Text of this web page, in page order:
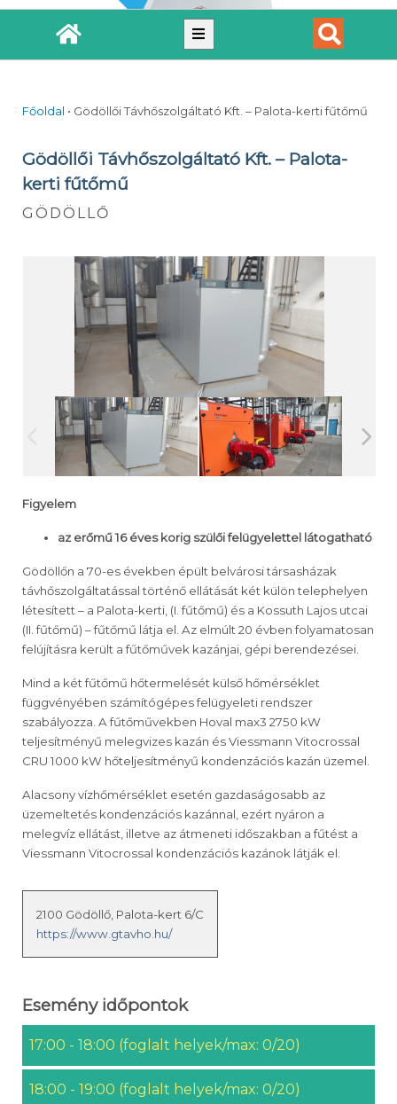
Főoldal • Gödöllői Távhőszolgáltató Kft. – Palota-kerti fűtőmű
Gödöllői Távhőszolgáltató Kft. – Palota-
kerti fűtőmű
GÖDÖLLŐ
Figyelem
az erőmű 16 éves korig szülői felügyelettel látogatható
Gödöllőn a 70-es években épült belvárosi társasházak
távhőszolgáltatással történő ellátását két külön telephelyen
létesített – a Palota-kerti, (I. fűtőmű) és a Kossuth Lajos utcai
(II. fűtőmű) – fűtőmű látja el. Az elmúlt 20 évben folyamatosan
felújításra került a fűtőművek kazánjai, gépi berendezései.
Mind a két fűtőmű hőtermelését külső hőmérséklet
függvényében számítógépes felügyeleti rendszer
szabályozza. A fűtőművekben Hoval max3 2750 kW
teljesítményű melegvizes kazán és Viessmann Vitocrossal
CRU 1000 kW hőteljesítményű kondenzációs kazán üzemel.
Alacsony vízhőmérséklet esetén gazdaságosabb az
üzemeltetés kondenzációs kazánnal, ezért nyáron a
melegvíz ellátást, illetve az átmeneti időszakban a fűtést a
Viessmann Vitocrossal kondenzációs kazánok látják el.
2100 Gödöllő, Palota-kert 6/C
https://www.gtavho.hu/
Esemény időpontok
17:00 - 18:00 (foglalt helyek/max: 0/20)
18:00 - 19:00 (foglalt helyek/max: 0/20)